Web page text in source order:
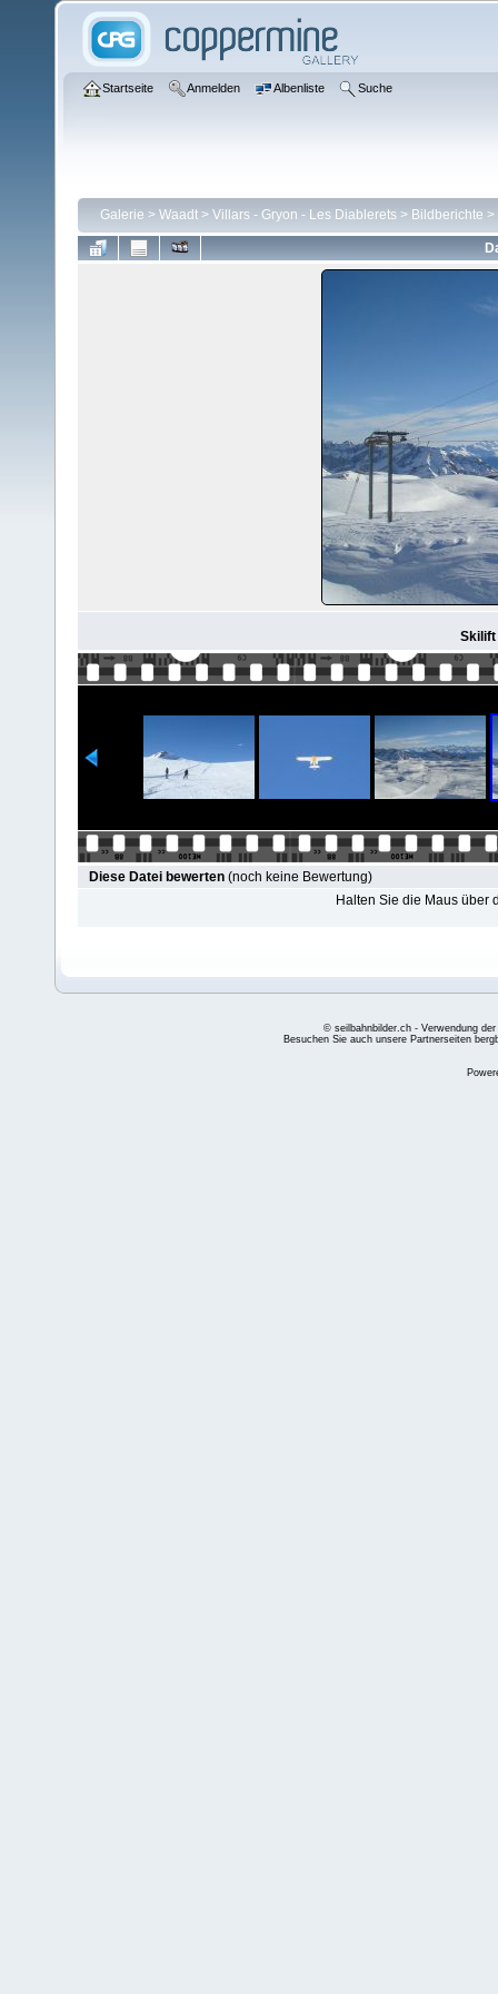
Startseite Anmelden Albenliste Suche
Galerie > Waadt > Villars - Gryon - Les Diablerets > Bildberichte >
Skilift
Diese Datei bewerten (noch keine Bewertung)
Halten Sie die Maus über
© seilbahnbilder.ch - Verwendung
Besuchen Sie auch unsere Partnerseiten